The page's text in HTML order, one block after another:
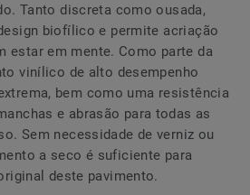
Tanto discreta como ousada,
biofílico e permite acriação
estar em mente. Como parte da
vinílico de alto desempenho
bem como uma resistência
e abrasão para todas as
Sem necessidade de verniz ou
a seco é suficiente para
deste pavimento.